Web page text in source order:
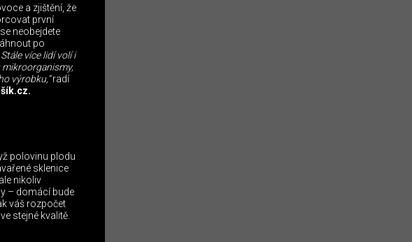
a zjištění, že
první
neobejdete
po
Stále více lidí volí i
výrobku,“radí
polovinu plodu
sklenice
nikoliv
– domácí bude
váš rozpočet
stejné kvalitě.